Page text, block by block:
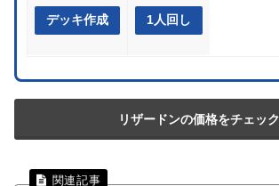
デッキ作成 1人回し
リザードンの価格をチェック